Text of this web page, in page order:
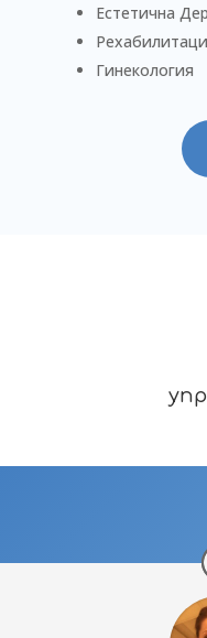
Естетична
Гинекология